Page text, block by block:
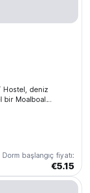
Hostel, deniz
bir Moalboal
iyi Moalboal
from original
Dorm başlangıç fiyatı:
€5.15